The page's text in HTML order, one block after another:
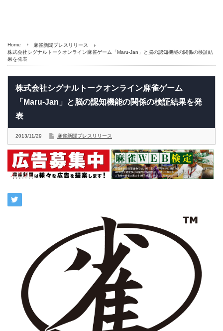
Home
麻雀新聞プレスリリース
株式会社シグナルトークオンライン麻雀ゲーム「Maru-Jan」と脳の認知機能の関係の検証結
果を発表
株式会社シグナルトークオンライン麻雀ゲーム
「Maru-Jan」と脳の認知機能の関係の検証結果を発
表
2013/11/29 麻雀新聞プレスリリース